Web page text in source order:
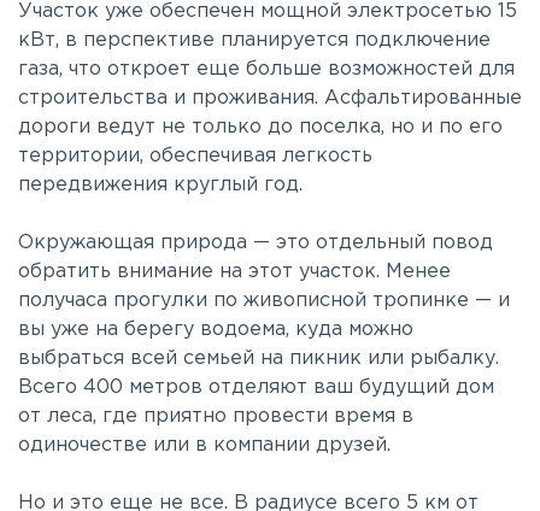
Участок уже обеспечен мощной электросетью 15
кВт, в перспективе планируется подключение
газа, что откроет еще больше возможностей для
строительства и проживания. Асфальтированные
дороги ведут не только до поселка, но и по его
территории, обеспечивая легкость
передвижения круглый год.
Окружающая природа — это отдельный повод
обратить внимание на этот участок. Менее
получаса прогулки по живописной тропинке — и
вы уже на берегу водоема, куда можно
выбраться всей семьей на пикник или рыбалку.
Всего 400 метров отделяют ваш будущий дом
от леса, где приятно провести время в
одиночестве или в компании друзей.
Но и это еще не все. В радиусе всего 5 км от